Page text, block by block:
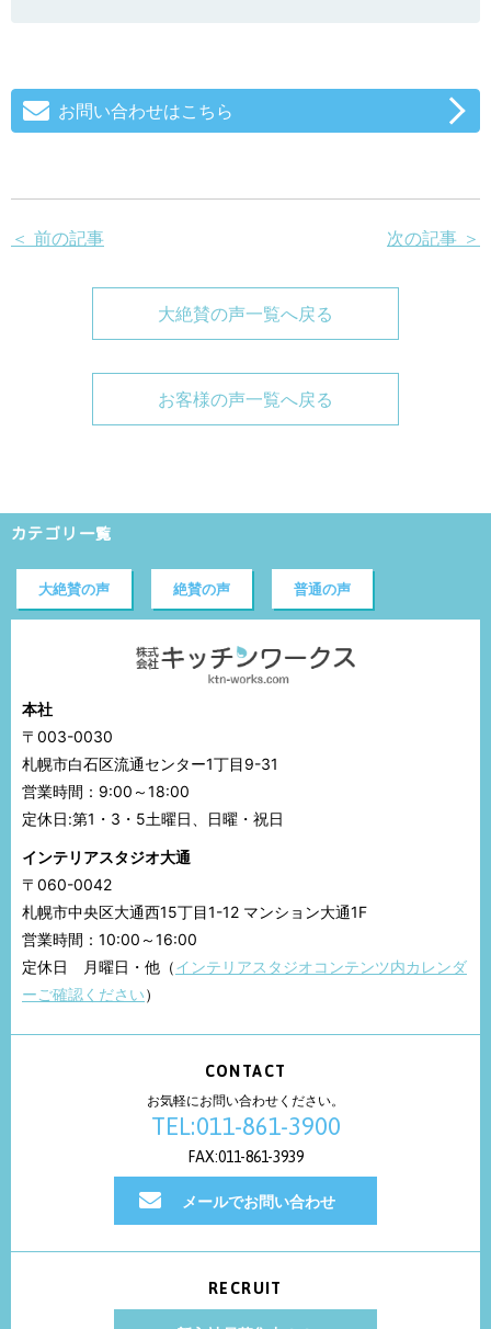
お問い合わせはこちら
＜ 前の記事 次の記事 ＞
大絶賛の声一覧へ戻る
お客様の声一覧へ戻る
カテゴリ一覧
大絶賛の声 絶賛の声 普通の声
本社
〒003-0030
札幌市白石区流通センター1丁目9-31
営業時間：9:00～18:00
定休日:第1・3・5土曜日、日曜・祝日
インテリアスタジオ大通
〒060-0042
札幌市中央区大通西15丁目1-12 マンション大通1F
営業時間：10:00～16:00
定休日 月曜日・他（インテリアスタジオコンテンツ内カレンダ
ーご確認ください）
CONTACT
お気軽にお問い合わせください。
TEL:011-861-3900
FAX:011-861-3939
メールでお問い合わせ
RECRUIT